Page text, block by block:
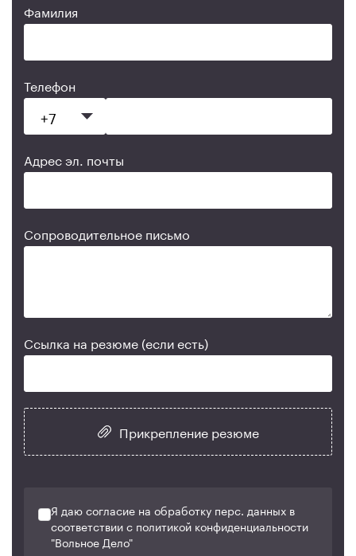
Фамилия
Телефон
Адрес эл. почты
Сопроводительное письмо
Ссылка на резюме (если есть)
Прикрепление резюме
Я даю согласие на обработку перс. данных в
соответствии с политикой конфиденциальности
"Вольное Дело"